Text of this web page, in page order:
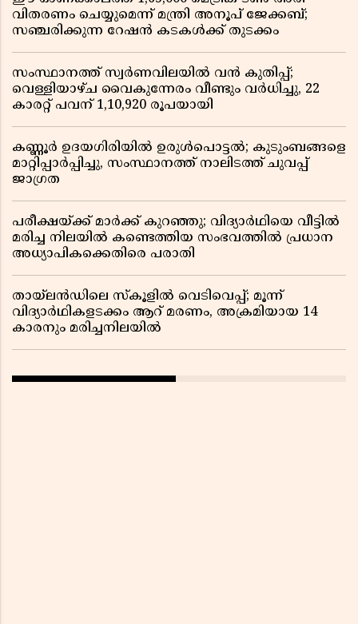
വിതരണം ചെയ്യുമെന്ന് മന്ത്രി അനൂപ് ജേക്കബ്;
സഞ്ചരിക്കുന്ന റേഷൻ കടകൾക്ക് തുടക്കം
സംസ്ഥാനത്ത് സ്വർണവിലയിൽ വൻ കുതിപ്പ്;
വെള്ളിയാഴ്ച വൈകുന്നേരം വീണ്ടും വർധിച്ചു, 22
കാരറ്റ് പവന് 1,10,920 രൂപയായി
കണ്ണൂർ ഉദയഗിരിയിൽ ഉരുൾപൊട്ടൽ; കുടുംബങ്ങളെ
മാറ്റിപ്പാർപ്പിച്ചു, സംസ്ഥാനത്ത് നാലിടത്ത് ചുവപ്പ്
ജാഗ്രത
പരീക്ഷയ്ക്ക് മാർക്ക് കുറഞ്ഞു; വിദ്യാർഥിയെ വീട്ടിൽ
മരിച്ച നിലയിൽ കണ്ടെത്തിയ സംഭവത്തിൽ പ്രധാന
അധ്യാപികക്കെതിരെ പരാതി
തായ്‌ലൻഡിലെ സ്‌കൂളിൽ വെടിവെപ്പ്; മൂന്ന്
വിദ്യാർഥികളടക്കം ആറ് മരണം, അക്രമിയായ 14
കാരനും മരിച്ചനിലയിൽ